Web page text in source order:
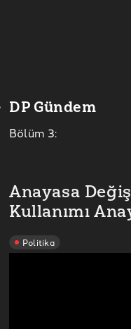
DP Gündem
Bölüm 3:
Anayasa
Kullanımı
Politika